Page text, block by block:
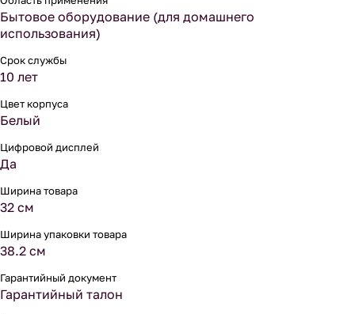
Бытовое оборудование (для домашнего
использования)
Срок службы
10 лет
Цвет корпуса
Белый
Цифровой дисплей
Да
Ширина товара
32 см
Ширина упаковки товара
38.2 см
Гарантийный документ
Гарантийный талон